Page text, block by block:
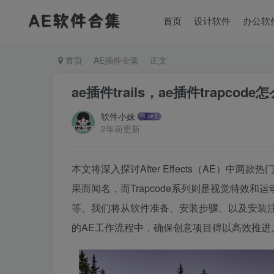
首页 设计软件 办公软
首页 AE插件全套 正文
ae插件trails，ae插件trapcode怎
软件小妹
2年前更新
本文将深入探讨After Effects（AE）中两款
果而闻名，而Trapcode系列则是视觉特效和
等。我们将从软件准备、安装步骤、以及安
的AE工作流程中，确保创意项目得以高效推进